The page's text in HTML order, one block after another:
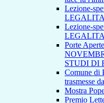
Lezione-
LEGALITA
Lezione-
Porte
STUDI DI
Comune di
trasmesse
Mostra
Premio